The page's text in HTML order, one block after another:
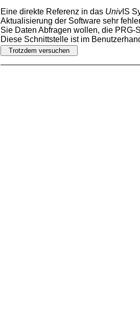
Eine direkte Referenz in das UnivIS
Aktualisierung der Software sehr
Sie Daten Abfragen wollen, die PRG-
Diese Schnittstelle ist im